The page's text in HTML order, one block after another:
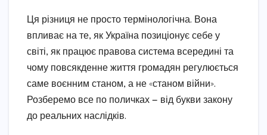
Ця різниця не просто термінологічна. Вона
впливає на те, як Україна позиціонує себе у
світі, як працює правова система всередині та
чому повсякденне життя громадян регулюється
саме воєнним станом, а не «станом війни».
Розберемо все по поличках — від букви закону
до реальних наслідків.